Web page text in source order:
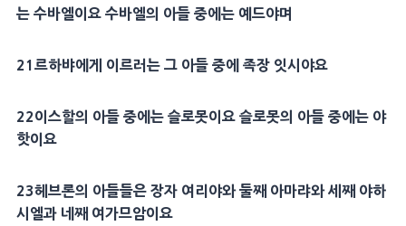
는 수바엘이요 수바엘의 아들 중에는 예드야며
21 르하뱌에게 이르러는 그 아들 중에 족장 잇시야요
22이스할의 아들 중에는 슬로못이요 슬로못의 아들 중에는 야
핫이요
23헤브론의 아들들은 장자 여리야와 둘째 아마랴와 세째 야하
시엘과 네째 여가므암이요